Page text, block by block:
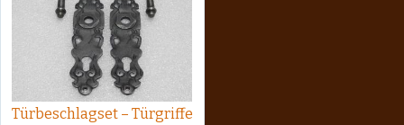
Türbeschlagset – Türgriffe